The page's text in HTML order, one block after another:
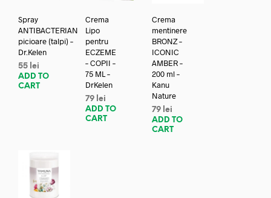
Spray
ANTIBACTERIAN
picioare (talpi) –
Dr.Kelen
55 lei
ADD TO
CART
Crema
Lipo
pentru
ECZEME
– COPII –
75 ML –
DrKelen
79 lei
ADD TO
CART
Crema
mentinere
BRONZ –
ICONIC
AMBER –
200 ml –
Kanu
Nature
79 lei
ADD TO
CART